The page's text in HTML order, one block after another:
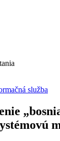
služba